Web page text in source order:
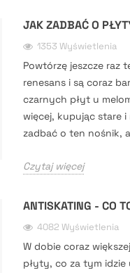
JAK ZADBAĆ O
1353 Wyświetlenia
Powtórzę jeszcze raz
renesans i są coraz
czarnych płyt u
więcej, kupując stare
zadbać o ten nośnik,
Czytaj więcej
ANTISKATING - CO
4082 Wyświetlenia
W dobie coraz
płyty, co za tym